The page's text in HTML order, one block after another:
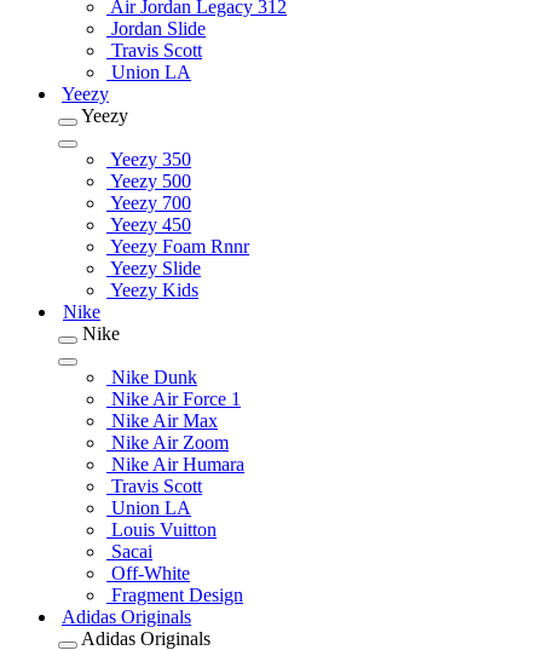
Air Jordan Legacy 312
Jordan Slide
Travis Scott
Union LA
Yeezy
Yeezy
Yeezy 350
Yeezy 500
Yeezy 700
Yeezy 450
Yeezy Foam Rnnr
Yeezy Slide
Yeezy Kids
Nike
Nike
Nike Dunk
Nike Air Force 1
Nike Air Max
Nike Air Zoom
Nike Air Humara
Travis Scott
Union LA
Louis Vuitton
Sacai
Off-White
Fragment Design
Adidas Originals
Adidas Originals